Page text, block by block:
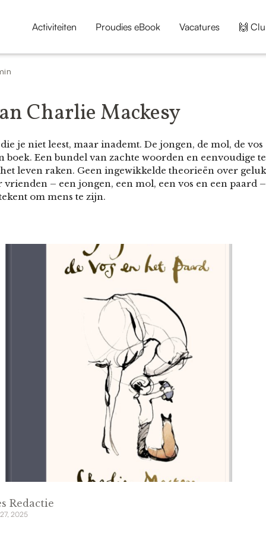
Activiteiten Proudies eBook Vacatures 🙌
Charlie Mackesy
je niet leest, maar inademt. De jongen, de mol, de
boek. Een bundel van zachte woorden en eenvoudige
leven raken. Geen ingewikkelde theorieën over
vrienden – een jongen, een mol, een vos en een paard
om mens te zijn.
Redactie
2025